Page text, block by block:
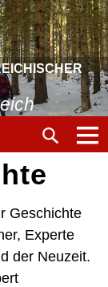
Geschichte
Experte
der Neuzeit.